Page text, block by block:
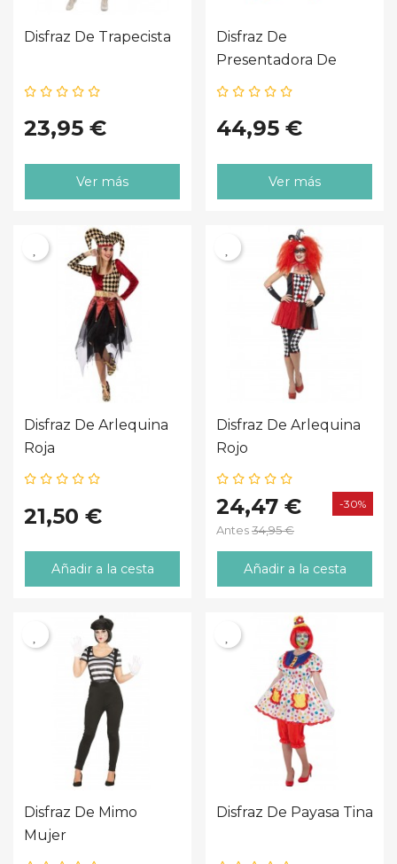
Disfraz De Trapecista
23,95 €
Ver más
Disfraz De
Presentadora De
Circo
44,95 €
Ver más
Disfraz De Arlequina
Roja
21,50 €
Añadir a la cesta
Disfraz De Arlequina
Rojo
24,47 €
Antes34,95 €
-30%
Añadir a la cesta
Disfraz De Mimo
Mujer
Disfraz De Payasa Tina